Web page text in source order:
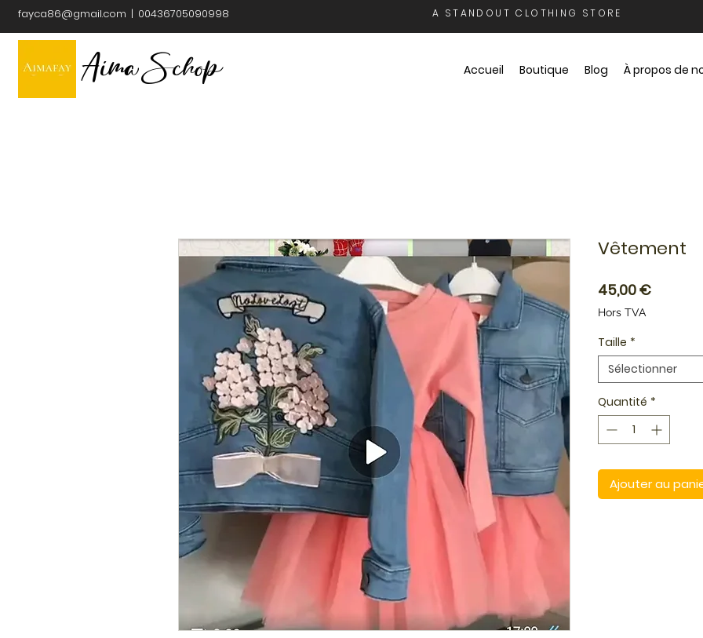
fayca86@gmail.com | 00436705090998 A STANDOUT CLOTHING STORE
Aima Schop Accueil Boutique Blog À propos de
Vêtement
45,00 €Prix
Hors TVA
Taille *
Sélectionner
Quantité *
Ajouter au